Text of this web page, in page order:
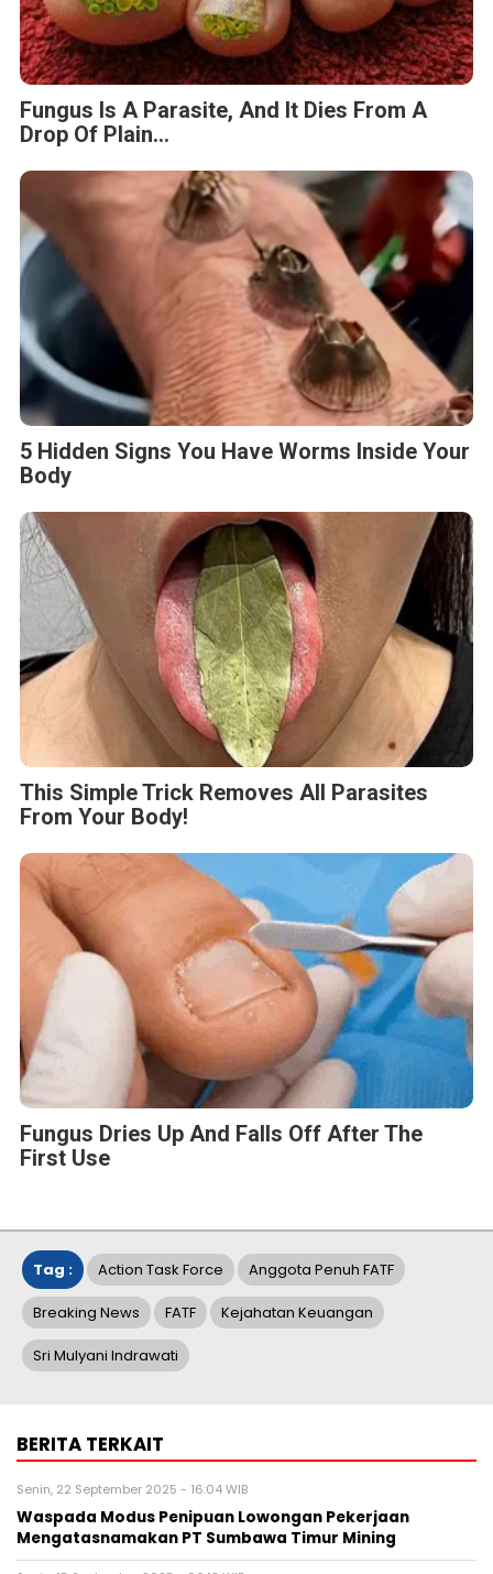
Fungus Is A Parasite, And It Dies From A
Drop Of Plain...
5 Hidden Signs You Have Worms Inside Your
Body
This Simple Trick Removes All Parasites
From Your Body!
Fungus Dries Up And Falls Off After The
First Use
Tag : Action Task Force Anggota Penuh FATF
Breaking News FATF Kejahatan Keuangan
Sri Mulyani Indrawati
BERITA TERKAIT
Senin, 22 September 2025 - 16:04 WIB
Waspada Modus Penipuan Lowongan Pekerjaan
Mengatasnamakan PT Sumbawa Timur Mining